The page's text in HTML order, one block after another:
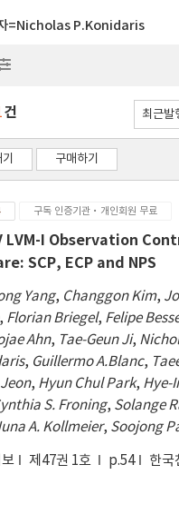
=Nicholas P.Konidaris
건
구매하기
구독 인증기관·개인회원 무료
LVM-I Observation
SCP, ECP and NPS
Yang, Changgon Kim,
, Florian Briegel, Felipe
Ahn, Tae-Geun Ji,
, Guillermo A.Blanc,
, Hyun Chul Park, Hye-
S. Froning, Solange
A. Kollmeier, Soojong
제47권 1호 p.54 한국